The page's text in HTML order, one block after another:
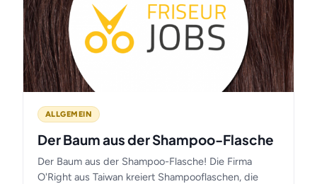
ALLGEMEIN
Der Baum aus der Shampoo-Flasche
Der Baum aus der Shampoo-Flasche! Die Firma
O'Right aus Taiwan kreiert Shampooflaschen, die